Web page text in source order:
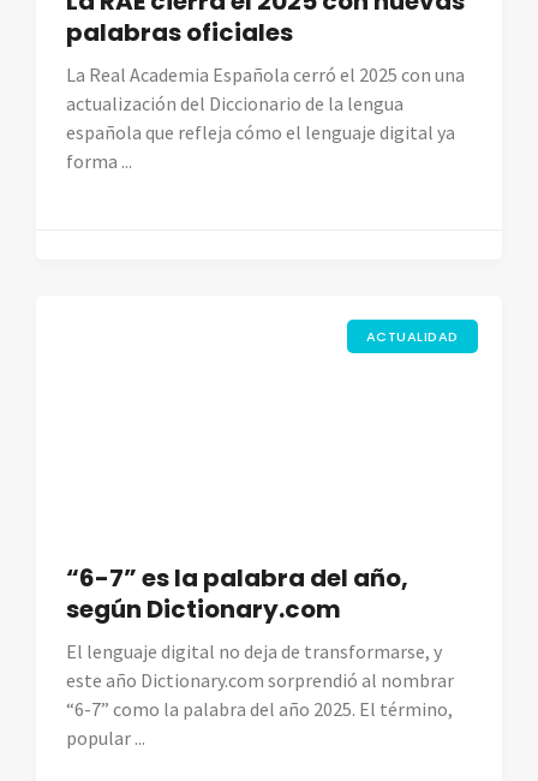
palabras oficiales
La Real Academia Española cerró el 2025 con una
actualización del Diccionario de la lengua
española que refleja cómo el lenguaje digital ya
forma ...
ACTUALIDAD
“6-7” es la palabra del año,
según Dictionary.com
El lenguaje digital no deja de transformarse, y
este año Dictionary.com sorprendió al nombrar
“6-7” como la palabra del año 2025. El término,
popular ...